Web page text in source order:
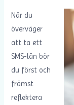
När du
överväger
att ta ett
SMS-lån bör
du först och
främst
reflektera